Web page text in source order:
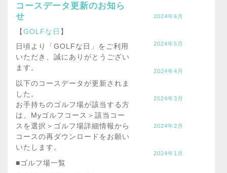
コースデータ更新のお知ら
せ
【GOLFな日 】
日頃より「GOLFな日」をご利用
いただき、誠にありがとうござい
ます。
以下のコースデータが更新されま
した。
お手持ちのゴルフ場が該当する方
は、Myゴルフコース＞該当コー
スを選択＞ゴルフ場詳細情報から
コースの再ダウンロードをお願い
いたします。
■ゴルフ場一覧
2024年6月
2024年5月
2024年4月
2024年3月
2024年2月
2024年1月